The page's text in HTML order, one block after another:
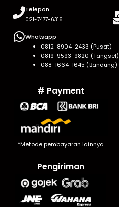
Telepon
021-7477-6316
Whatsapp
0812-8904-2433 (Pusat)
0819-9593-9820 (Tangsel)
088-1664-1645 (Bandung)
# Payment
*Metode pembayaran lainnya
Pengiriman